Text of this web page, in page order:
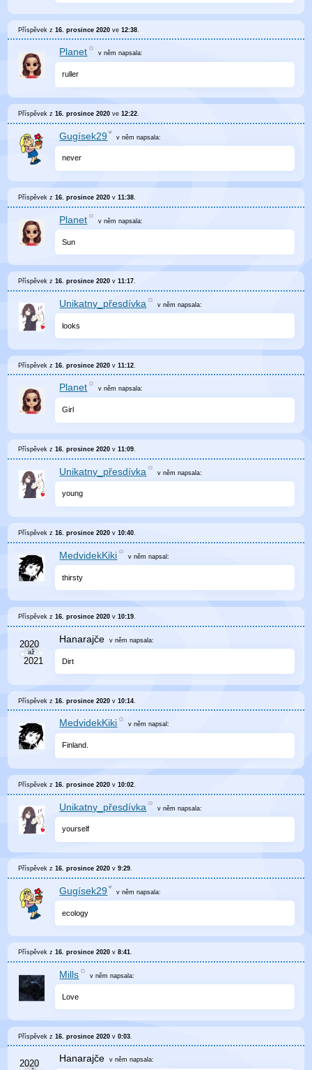
Příspěvek z16. prosince 2020 ve12:38
Planet v němnapsala:
ruller
Příspěvek z16. prosince 2020 ve12:22
Gugísek29 v něm napsala:
never
Příspěvek z16. prosince 2020 v11:38.
Planet v němnapsala:
Sun
Příspěvek z16. prosince 2020 v11:17.
Unikatny_přesdívka v němnapsala:
looks
Příspěvek z16. prosince 2020 v11:12
Planet v němnapsala:
Girl
Příspěvek z16. prosince 2020 v11:09
Unikatny_přesdívka v němnapsala:
young
Příspěvek z16. prosince 2020 v10:40.
MedvidekKiki v němnapsal:
thirsty
Příspěvek z16. prosince 2020 v10:19.
Hanarajče v něm napsala:
Dirt
Příspěvek z16. prosince 2020 v10:14
MedvidekKiki v němnapsal:
Finland.
Příspěvek z16. prosince 2020 v10:02
Unikatny_přesdívka v němnapsala:
yourself
Příspěvek z16. prosince 2020 v9:29.
Gugísek29 v něm napsala:
ecology
Příspěvek z16. prosince 2020 v8:41.
Mills v němnapsala:
Love
Příspěvek z16. prosince 2020 v0:03
Hanarajče v něm napsala: